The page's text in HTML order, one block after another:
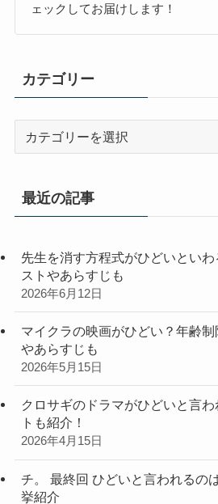
ェックしてお届けします！
カテゴリー
リ
最近の記事
先生を消す方程式がひどいとい
ストやあらすじも
2026年6月12日
マイクラの映画がひどい？年齢
やあらすじも
2026年5月15日
クロサギのドラマがひどいと言
トも紹介！
2026年4月15日
チ。 最終回 ひどいと言われるの
挙紹介